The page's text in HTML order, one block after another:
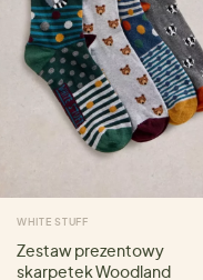
WHITE STUFF
Zestaw prezentowy
skarpetek Woodland